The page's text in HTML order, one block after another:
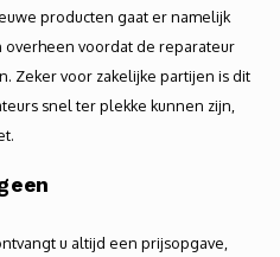
producten gaat er namelijk
overheen voordat de reparateur
Zeker voor zakelijke partijen is dit
snel ter plekke kunnen zijn,
u altijd een prijsopgave,